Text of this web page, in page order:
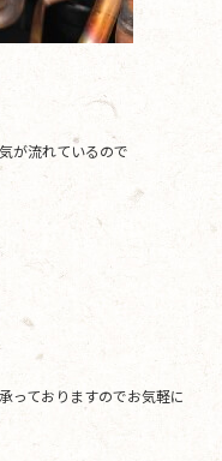
が流れているので
っておりますのでお気軽に